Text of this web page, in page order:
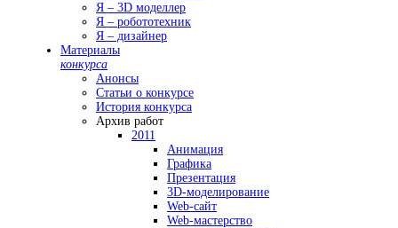
Я – 3D моделлер
Я – робототехник
Я – дизайнер
Материалы
конкурса
Анонсы
Статьи о конкурсе
История конкурса
Архив работ
2011
Анимация
Графика
Презентация
3D-моделирование
Web-сайт
Web-мастерство